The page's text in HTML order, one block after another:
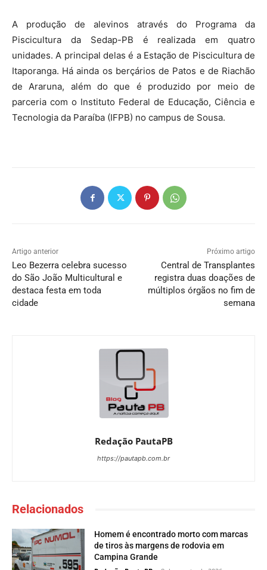
A produção de alevinos através do Programa da
Piscicultura da Sedap-PB é realizada em quatro
unidades. A principal delas é a Estação de Piscicultura de
Itaporanga. Há ainda os berçários de Patos e de Riachão
de Araruna, além do que é produzido por meio de
parceria com o Instituto Federal de Educação, Ciência e
Tecnologia da Paraíba (IFPB) no campus de Sousa.
Artigo anterior
Leo Bezerra celebra sucesso
do São João Multicultural e
destaca festa em toda
cidade
Próximo artigo
Central de Transplantes
registra duas doações de
múltiplos órgãos no fim de
semana
Redação PautaPB
https://pautapb.com.br
Relacionados
Homem é encontrado morto com marcas
de tiros às margens de rodovia em
Campina Grande